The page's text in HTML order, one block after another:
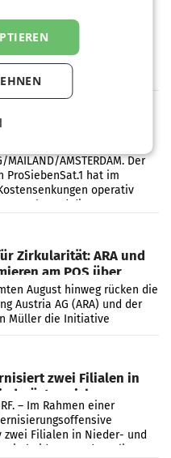
trotz schwachem
Post AG hat im
einen Konzernumsatz
EUR erwirtschaftet, was
3,8 Prozent gegenüber dem
spart und macht
MAILAND/AMSTERDAM. Der
ProSiebenSat.1 hat im
operativ
und die
Zirkularität: ARA und
am POS über
August hinweg rücken die
Austria AG (ARA) und der
Müller die Initiative
in allen österreichischen
zwei Filialen in
– Im Rahmen einer
zwei Filialen in Nieder- und
Die beiden Standorte liegen